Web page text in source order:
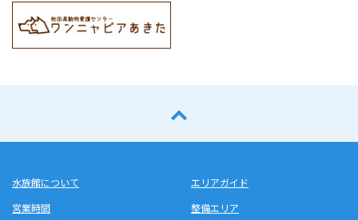
水族館について
営業時間
エリアガイド
整備エリア